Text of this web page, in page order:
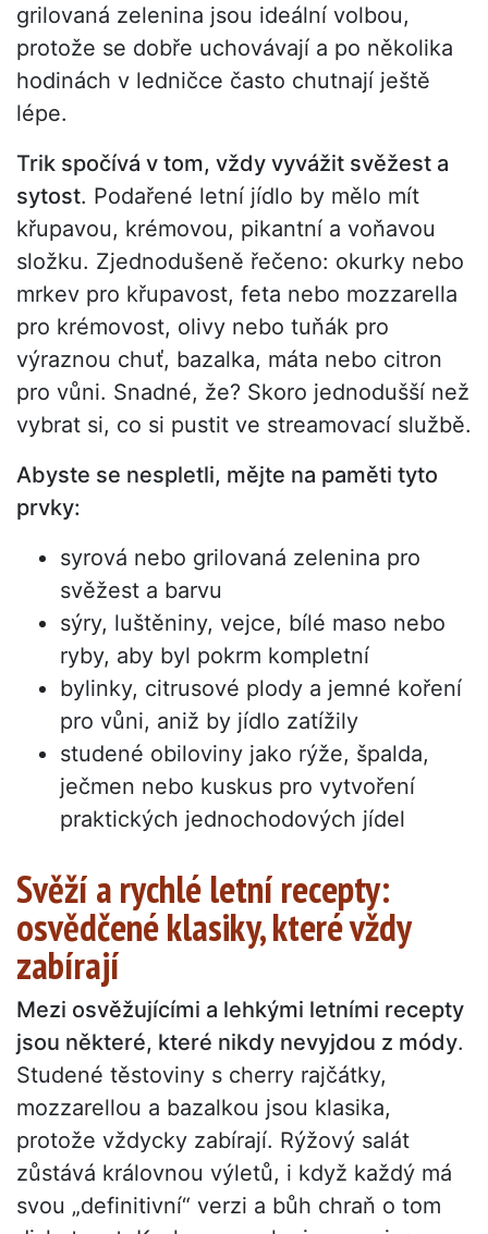
grilovaná zelenina jsou ideální volbou,
protože se dobře uchovávají a po několika
hodinách v ledničce často chutnají ještě
lépe.
Trik spočívá v tom, vždy vyvážit svěžest a
sytost. Podařené letní jídlo by mělo mít
křupavou, krémovou, pikantní a voňavou
složku. Zjednodušeně řečeno: okurky nebo
mrkev pro křupavost, feta nebo mozzarella
pro krémovost, olivy nebo tuňák pro
výraznou chuť, bazalka, máta nebo citron
pro vůni. Snadné, že? Skoro jednodušší než
vybrat si, co si pustit ve streamovací službě.
Abyste se nespletli, mějte na paměti tyto
prvky:
syrová nebo grilovaná zelenina pro
svěžest a barvu
sýry, luštěniny, vejce, bílé maso nebo
ryby, aby byl pokrm kompletní
bylinky, citrusové plody a jemné koření
pro vůni, aniž by jídlo zatížily
studené obiloviny jako rýže, špalda,
ječmen nebo kuskus pro vytvoření
praktických jednochodových jídel
Svěží a rychlé letní recepty:
osvědčené klasiky, které vždy
zabírají
Mezi osvěžujícími a lehkými letními recepty
jsou některé, které nikdy nevyjdou z módy.
Studené těstoviny s cherry rajčátky,
mozzarellou a bazalkou jsou klasika,
protože vždycky zabírají. Rýžový salát
zůstává královnou výletů, i když každý má
svou „definitivní“ verzi a bůh chraň o tom